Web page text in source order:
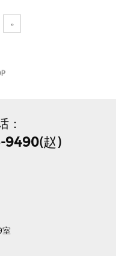
»
：
9490(赵)